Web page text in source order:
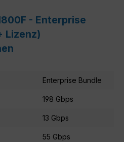
- Enterprise
Lizenz)
Enterprise Bundle
198 Gbps
13 Gbps
55 Gbps